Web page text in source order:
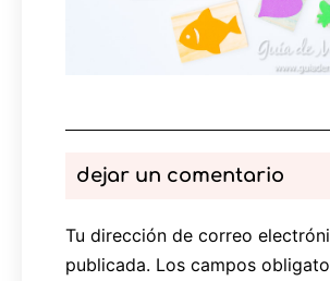
dejar un comentario
Tu dirección de correo
publicada. Los campos